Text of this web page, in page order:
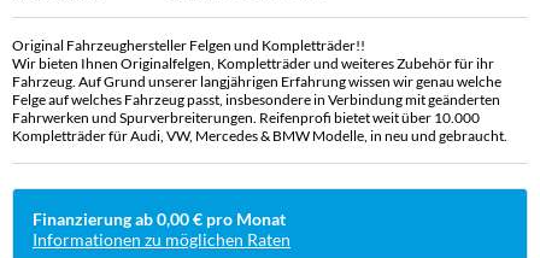
Original Fahrzeughersteller Felgen und Kompletträder!!
Wir bieten Ihnen Originalfelgen, Kompletträder und weiteres Zubehör für ihr
Fahrzeug. Auf Grund unserer langjährigen Erfahrung wissen wir genau welche
Felge auf welches Fahrzeug passt, insbesondere in Verbindung mit geänderten
Fahrwerken und Spurverbreiterungen. Reifenprofi bietet weit über 10.000
Kompletträder für Audi, VW, Mercedes & BMW Modelle, in neu und gebraucht.
Finanzierung ab 0,00 € pro Monat
Informationen zu möglichen Raten